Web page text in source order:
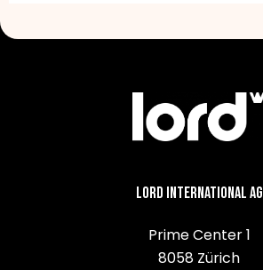
Lord International AG
Prime Center 1
8058 Zürich